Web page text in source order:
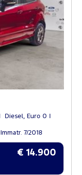
Diesel, Euro 0
Immatr. 7/2018
€ 14.900